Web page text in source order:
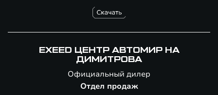
EXEED ЦЕНТР АВТОМИР НА
ДИМИТРОВА
Официальный дилер
Отдел продаж